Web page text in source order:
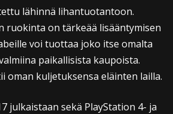
lähinnä lihantuotantoon.
ruokinta on tärkeää lisääntymisen
voi tuottaa joko itse omalta
paikallisista kaupoista.
oman kuljetuksensa eläinten lailla.
julkaistaan sekä PlayStation 4- ja